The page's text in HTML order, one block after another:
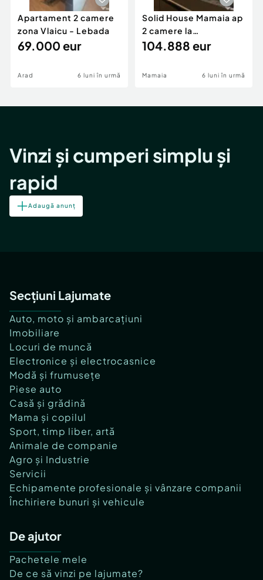
Apartament 2 camere
zona Vlaicu - Lebada
69.000 eur
Arad 6 luni în urmă
Solid House Mamaia ap
2 camere la
cheie,langa Mega
104.888 eur
Mamaia 6 luni în urmă
Vinzi și cumperi simplu și
rapid
Adaugă anunț
Secțiuni Lajumate
Auto, moto și ambarcațiuni
Imobiliare
Locuri de muncă
Electronice și electrocasnice
Modă și frumusețe
Piese auto
Casă și grădină
Mama și copilul
Sport, timp liber, artă
Animale de companie
Agro și Industrie
Servicii
Echipamente profesionale și vânzare companii
Închiriere bunuri și vehicule
De ajutor
Pachetele mele
De ce să vinzi pe lajumate?